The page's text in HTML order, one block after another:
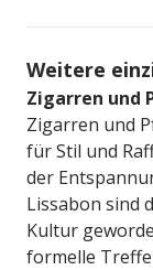
Weitere
Zigarren und
Zigarren und
für Stil und
der
Lissabon sind
Kultur
formelle